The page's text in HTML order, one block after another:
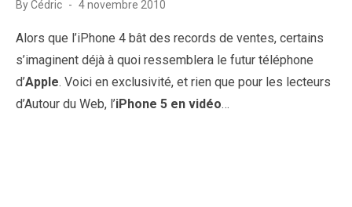
ByCédric
Posted
4 novembre 2010
Alors que l’iPhone 4 bât des records de ventes, certains
s’imaginent déjà à quoi ressemblera le futur téléphone
d’Apple. Voici en exclusivité, et rien que pour les lecteurs
d’Autour du Web, l’iPhone 5 en vidéo…